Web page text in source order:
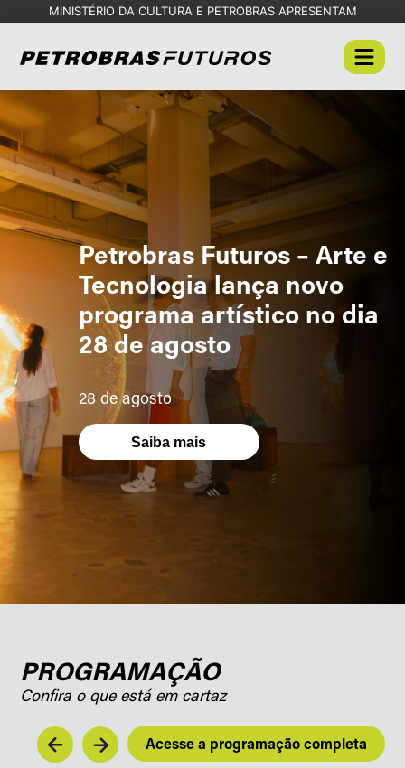
MINISTÉRIO DA CULTURA E PETROBRAS APRESENTAM
Petrobras Futuros – Arte e
Tecnologia lança novo
programa artístico no dia
28 de agosto
28 de agosto
Saiba mais
PROGRAMAÇÃO
Confira o que está em cartaz
Acesse a programação completa